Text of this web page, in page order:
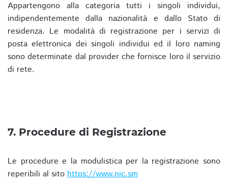
Appartengono alla categoria tutti i singoli individui,
indipendentemente dalla nazionalità e dallo Stato di
residenza. Le modalità di registrazione per i servizi di
posta elettronica dei singoli individui ed il loro naming
sono determinate dal provider che fornisce loro il servizio
di rete.
7. Procedure di Registrazione
Le procedure e la modulistica per la registrazione sono
reperibili al sito https://www.nic.sm